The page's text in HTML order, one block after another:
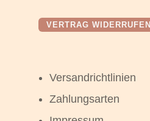
VERTRAG WIDERRUFEN
Versandrichtlinien
Zahlungsarten